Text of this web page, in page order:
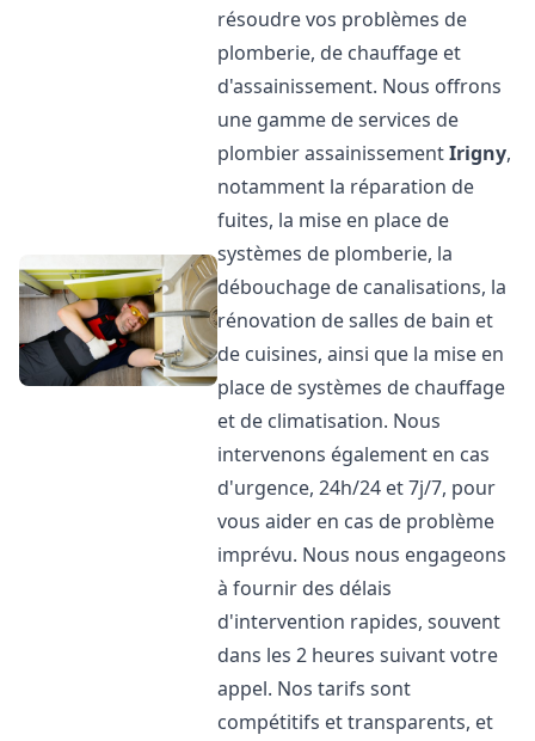
résoudre vos problèmes de
plomberie, de chauffage et
d'assainissement. Nous offrons
une gamme de services de
plombier assainissementIrigny,
notamment la réparation de
fuites, la mise en place de
systèmes de plomberie, la
débouchage de canalisations, la
rénovation de salles de bain et
de cuisines, ainsi que la mise en
place de systèmes de chauffage
et de climatisation. Nous
intervenons également en cas
d'urgence, 24h/24 et 7j/7, pour
vous aider en cas de problème
imprévu. Nous nous engageons
à fournir des délais
d'intervention rapides, souvent
dans les 2 heures suivant votre
appel. Nos tarifs sont
compétitifs et transparents, et